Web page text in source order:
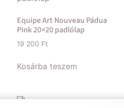
Equipe Art Nouveau Pádua
Pink 20×20 padlólap
19 200 Ft
Kosárba teszem